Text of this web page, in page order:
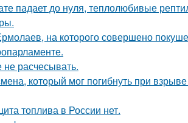
падает до нуля, теплолюбивые
на которого совершено
расчесывать.
который мог погибнуть при
топлива в России нет.